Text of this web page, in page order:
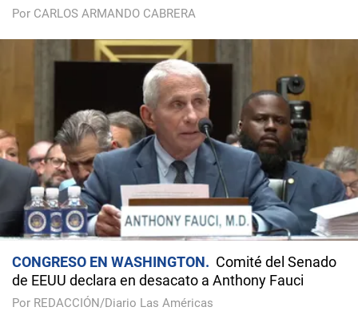
Por CARLOS ARMANDO CABRERA
CONGRESO EN WASHINGTON
Comité del Senado
de EEUU declara en desacato a Anthony Fauci
Por REDACCIÓN/Diario Las Américas